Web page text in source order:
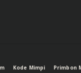
Kode Mimpi Primbon